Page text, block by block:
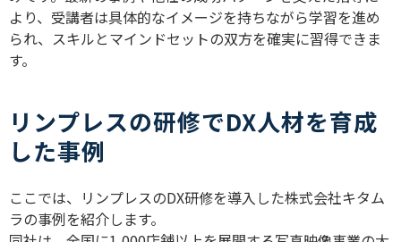
より、受講者は具体的なイメージを持ちながら学習を進め
られ、スキルとマインドセットの双方を確実に習得できま
す。
リンプレスの研修でDX人材を育成
した事例
ここでは、リンプレスのDX研修を導入した株式会社キタム
ラの事例を紹介します。